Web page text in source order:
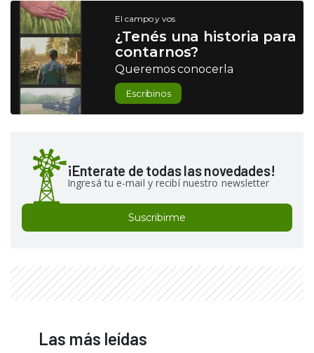
El campo y vos
¿Tenés una historia para
contarnos?
Queremos conocerla
Escribinos
¡Enterate de todas las novedades!
Ingresá tu e-mail y recibí nuestro newsletter
Suscribirme
Las más leídas